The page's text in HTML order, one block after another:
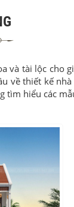
tài lộc cho
thiết kế
hiểu các